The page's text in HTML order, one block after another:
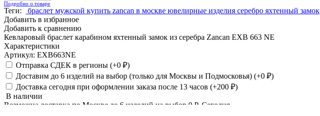
Подробно о товаре
Теги: браслет мужской купить zancan в москве ювелирные изделия серебро яхтенный замок
Добавить в избранное
Добавить к сравнению
Кевларовый браслет карабином яхтенный замок из серебра Zancan EXB 663 NE
Характеристики
Артикул: EXB663NE
Отправка СДЕК в регионы (+0 ₽)
Доставим до 6 изделий на выбор (только для Москвы и Подмосковья) (+0 ₽)
Доставка сегодня при оформлении заказа после 13 часов (+200 ₽)
В наличии
Возможна доставка по Москве до 6 изделий на выбор 0 Р, Сегодня